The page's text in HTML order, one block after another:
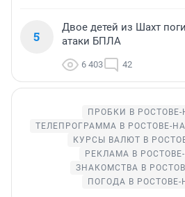
5
Двое детей из Шахт
атаки БПЛА
6 403 42
ПРОБКИ В
ТЕЛЕПРОГРАММА В РОСТОВЕ-
КУРСЫ ВАЛЮТ В
РЕКЛАМА В
ЗНАКОМСТВА В
ПОГОДА В